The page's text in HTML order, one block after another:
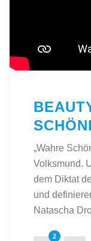
„Wahre
Volksmund.
dem Diktat
und
Natascha
2